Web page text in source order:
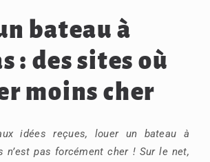
bateau à
: des sites où
moins cher
idées reçues, louer un bateau à
n’est pas forcément cher ! Sur le net,